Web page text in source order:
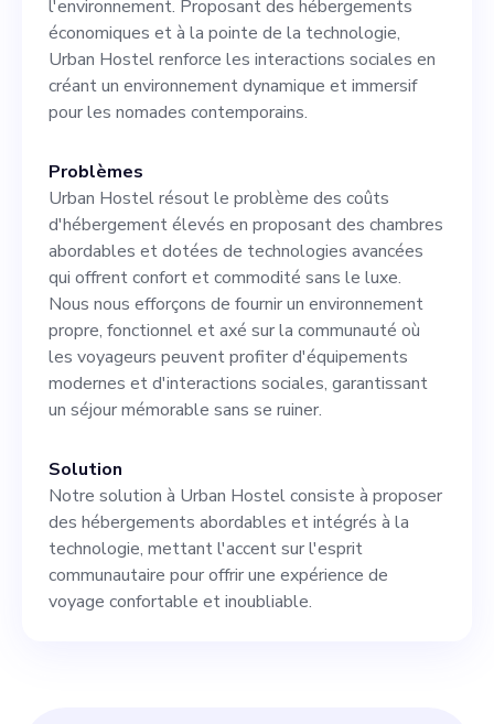
numériques, durables et
centrées sur la communauté.
En tant que cofondateur,
vous aurez l'opportunité
passionnante de contribuer à
façonner l'avenir de
l'hébergement touristique,
de collaborer avec une
équipe passionnée par la vie
urbaine et le rôle de la
amélioration.
l'environnement. Proposant des hébergements
économiques et à la pointe de la technologie,
Urban Hostel renforce les interactions sociales en
créant un environnement dynamique et immersif
pour les nomades contemporains.
Problèmes
Urban Hostel résout le problème des coûts
d'hébergement élevés en proposant des chambres
abordables et dotées de technologies avancées
qui offrent confort et commodité sans le luxe.
Nous nous efforçons de fournir un environnement
propre, fonctionnel et axé sur la communauté où
les voyageurs peuvent profiter d'équipements
modernes et d'interactions sociales, garantissant
un séjour mémorable sans se ruiner.
Solution
Notre solution à Urban Hostel consiste à proposer
des hébergements abordables et intégrés à la
technologie, mettant l'accent sur l'esprit
communautaire pour offrir une expérience de
voyage confortable et inoubliable.